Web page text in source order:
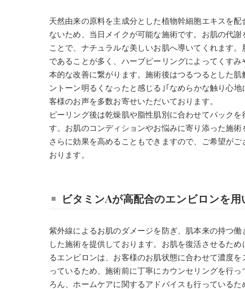
天然由来の原料を主成分とした植物幹細胞エキスを
ないため、当日メイクが可能な施術です。お肌の代
ことで、ナチュラルな美しいお肌へ導いてくれます
であることが多く、ハーブピーリングによってくす
本的な改善に繋がります。施術後はつるつるとした
ントーン明るくなったと感じる｣｢なめらかな触り心
客様のお声を多数お寄せいただいております。
ピーリング後は乾燥肌や脂性肌別に合わせてパック
す。お肌のコンディションやお悩みに寄り添った施
さらに効果を高めることもできますので、ご希望が
おります。
ビタミンAが高配合のエンビロンを
紫外線によるお肌のダメージを防ぎ、肌本来の持つ
した施術を提供しております。お肌を復活させるた
るエンビロンは、お客様のお肌状態に合わせて濃度
っているため、施術前に丁寧にカウンセリングを行
ろん、ホームケアに関するアドバイスも行っている